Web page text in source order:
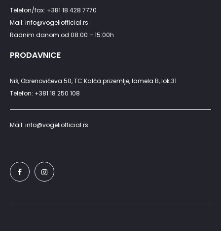
Telefon/fax: +381 18 428 7770
Mail: info@vogeliofficial.rs
Radnim danom od 08:00 – 15:00h
PRODAVNICE
Niš, Obrenovićeva 50, TC Kalča prizemlje, lamela B, lok.31
Telefon: +381 18 250 108
Mail: info@vogeliofficial.rs